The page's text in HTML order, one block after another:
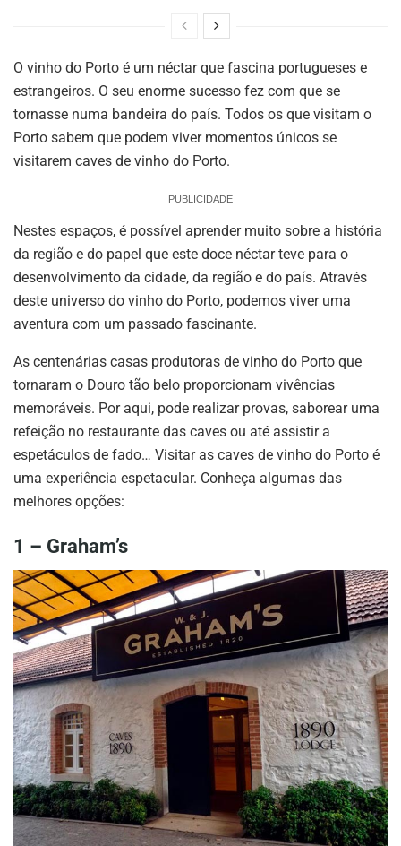
O vinho do Porto é um néctar que fascina portugueses e
estrangeiros. O seu enorme sucesso fez com que se
tornasse numa bandeira do país. Todos os que visitam o
Porto sabem que podem viver momentos únicos se
visitarem caves de vinho do Porto.
PUBLICIDADE
Nestes espaços, é possível aprender muito sobre a história
da região e do papel que este doce néctar teve para o
desenvolvimento da cidade, da região e do país. Através
deste universo do vinho do Porto, podemos viver uma
aventura com um passado fascinante.
As centenárias casas produtoras de vinho do Porto que
tornaram o Douro tão belo proporcionam vivências
memoráveis. Por aqui, pode realizar provas, saborear uma
refeição no restaurante das caves ou até assistir a
espetáculos de fado… Visitar as caves de vinho do Porto é
uma experiência espetacular. Conheça algumas das
melhores opções:
1 – Graham’s